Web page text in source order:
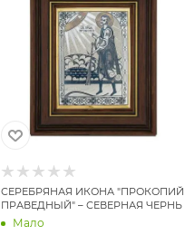
СЕРЕБРЯНАЯ ИКОНА "ПРОКОПИЙ
ПРАВЕДНЫЙ" – СЕВЕРНАЯ ЧЕРНЬ
Мало